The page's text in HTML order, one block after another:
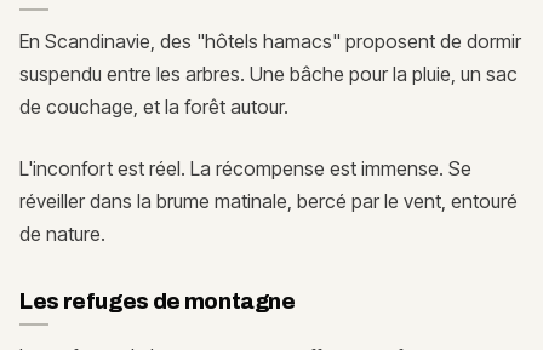
En Scandinavie, des "hôtels hamacs" proposent de dormir
suspendu entre les arbres. Une bâche pour la pluie, un sac
de couchage, et la forêt autour.
L'inconfort est réel. La récompense est immense. Se
réveiller dans la brume matinale, bercé par le vent, entouré
de nature.
Les refuges de montagne